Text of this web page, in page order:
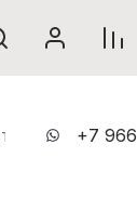
Контакты
+7